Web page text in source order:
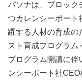
パソナは、ブロック
つカレンシーポート
躍する人材の育成の
スト育成プログラム
プログラム開講に伴
ンシーポート社